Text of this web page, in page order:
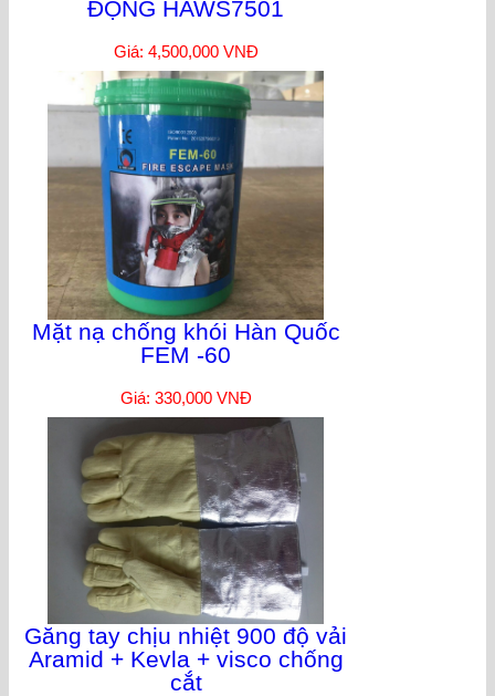
ĐỘNG HAWS7501
Giá: 4,500,000 VNĐ
Mặt nạ chống khói Hàn Quốc
FEM -60
Giá: 330,000 VNĐ
Găng tay chịu nhiệt 900 độ vải
Aramid + Kevla + visco chống
cắt